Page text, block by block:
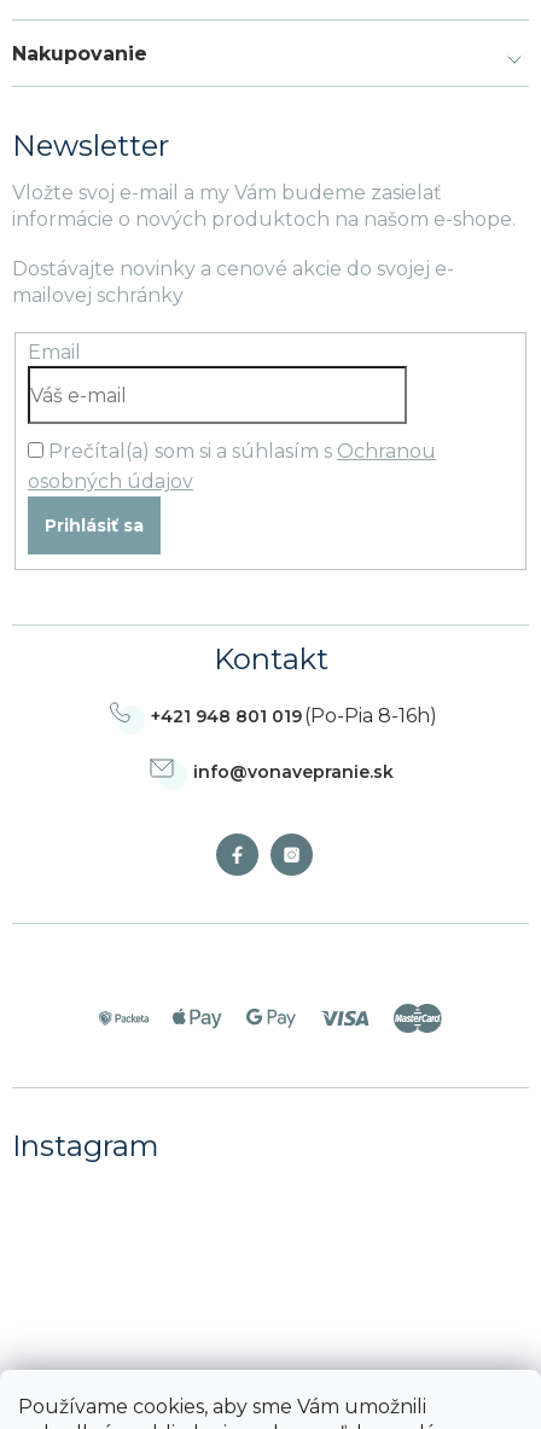
Používame cookies, aby sme Vám umožnili
Nakupovanie
Newsletter
Vložte svoj e-mail a my Vám budeme zasielať
informácie o nových produktoch na našom e-shope.
Dostávajte novinky a cenové akcie do svojej e-
mailovej schránky
Email
Prečítal(a) som si a súhlasím s Ochranou
osobných údajov
Prihlásiť sa
Kontakt
info@vonavepranie.sk
+421 948 801 019(Po-Pia 8-16h)
Instagram